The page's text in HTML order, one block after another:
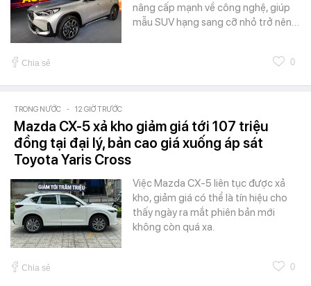
nâng cấp mạnh về công nghệ, giúp
mẫu SUV hạng sang cỡ nhỏ trở nên…
Chia sẻ 0
TRONG NƯỚC - 12 GIỜ TRƯỚC
Mazda CX-5 xả kho giảm giá tới 107 triệu
đồng tại đại lý, bản cao giá xuống áp sát
Toyota Yaris Cross
Việc Mazda CX-5 liên tục được xả
kho, giảm giá có thể là tín hiệu cho
thấy ngày ra mắt phiên bản mới
không còn quá xa.
Chia sẻ 0